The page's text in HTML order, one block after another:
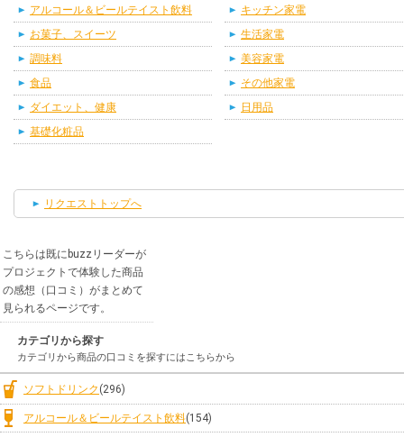
アルコール＆ビールテイスト飲料
お菓子、スイーツ
調味料
食品
ダイエット、健康
基礎化粧品
キッチン家電
生活家電
美容家電
その他家電
日用品
リクエストトップへ
こちらは既にbuzzリーダーが
プロジェクトで体験した商品
の感想（口コミ）がまとめて
見られるページです。
カテゴリから探す
カテゴリから商品の口コミを探すにはこちらから
ソフトドリンク (296)
アルコール＆ビールテイスト飲料(154)